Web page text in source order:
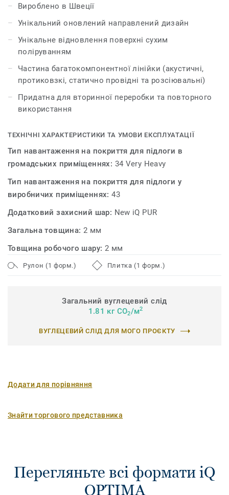
напівпрозорою крихтою, ексклюзивною для Tarkett,
яка тепер доступна в 3 дизайнах та 55 кольорах.
iQ Optima відома своєю унікальною технологією
відновлення поверхні iQ dry-buffing, яка збільшує
термін експлуатації та забезпечує неперевершену
зносостійкість.
Спеціально розроблена для використання в поєднанні
з нашими колекціями iQ Granit та iQ Eminent, iQ Optima
може поєднуватися з нашими колекціями iQ, які
характеристики.
Вироблена у Швеції, ця лінійка всесвітньо визнана за
стійкі характеристики, виготовлена з екологічно
(обрізки та відходи після використання) за допомогою
нашої програми ReStart®.
Вироблено в Швеції
Унікальний оновлений направлений дизайн
Унікальне відновлення поверхні сухим
поліруванням
Частина багатокомпонентної лінійки (акустичні,
протиковзкі, статично провідні та розсіювальні)
Придатна для вторинної переробки та повторного
використання
ТЕХНІЧНІ ХАРАКТЕРИСТИКИ ТА УМОВИ ЕКСПЛУАТАЦІЇ
Тип навантаження на покриття для підлоги в
громадських приміщеннях: 34 Very Heavy
Тип навантаження на покриття для підлоги у
виробничих приміщеннях:43
Додатковий захисний шар: New iQ PUR
Загальна товщина: 2 мм
Товщина робочого шару: 2 мм
Рулон (1 форм.) Плитка (1 форм.)
Загальний вуглецевий слід
1.81 кг CO2/м2
ВУГЛЕЦЕВИЙ СЛІД ДЛЯ МОГО ПРОЄКТУ
Додати для порівняння
Знайти торгового представника
Перегляньте всі формати iQ
OPTIMA